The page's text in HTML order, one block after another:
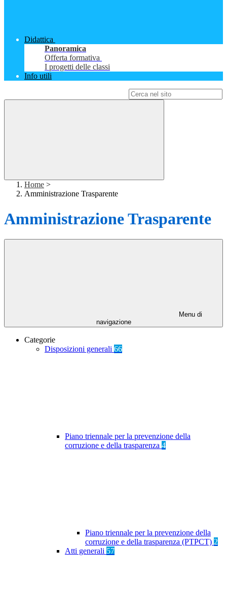
Didattica
Panoramica
Offerta formativa
I progetti delle classi
Info utili
Home >
Amministrazione Trasparente
Amministrazione Trasparente
Menu di
navigazione
Categorie
Disposizioni generali 66
Piano triennale per la prevenzione della
corruzione e della trasparenza 4
Piano triennale per la prevenzione della
corruzione e della trasparenza (PTPCT) 2
Atti generali 57